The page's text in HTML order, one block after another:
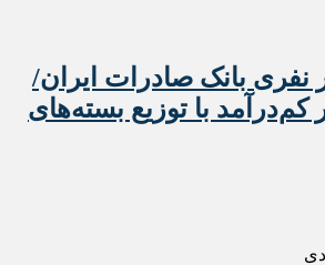
۱۲ هزار نفری بانک صادرات ایران/
کم‌درآمد با توزیع بسته‌های